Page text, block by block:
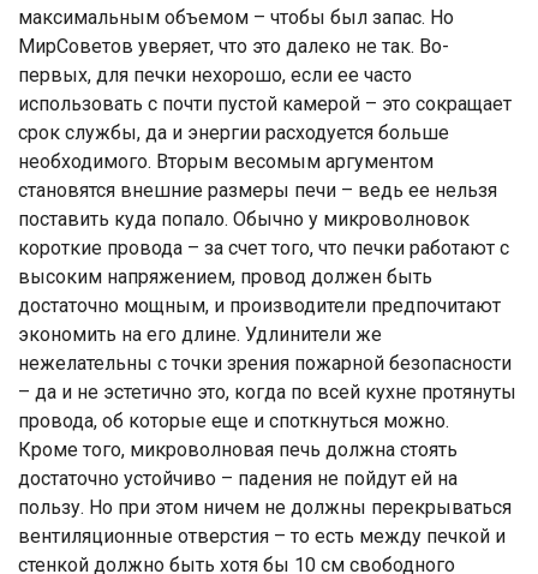
максимальным объемом – чтобы был запас. Но
МирСоветов уверяет, что это далеко не так. Во-
первых, для печки нехорошо, если ее часто
использовать с почти пустой камерой – это сокращает
срок службы, да и энергии расходуется больше
необходимого. Вторым весомым аргументом
становятся внешние размеры печи – ведь ее нельзя
поставить куда попало. Обычно у микроволновок
короткие провода – за счет того, что печки работают с
высоким напряжением, провод должен быть
достаточно мощным, и производители предпочитают
экономить на его длине. Удлинители же
нежелательны с точки зрения пожарной безопасности
– да и не эстетично это, когда по всей кухне протянуты
провода, об которые еще и споткнуться можно.
Кроме того, микроволновая печь должна стоять
достаточно устойчиво – падения не пойдут ей на
пользу. Но при этом ничем не должны перекрываться
вентиляционные отверстия – то есть между печкой и
стенкой должно быть хотя бы 10 см свободного